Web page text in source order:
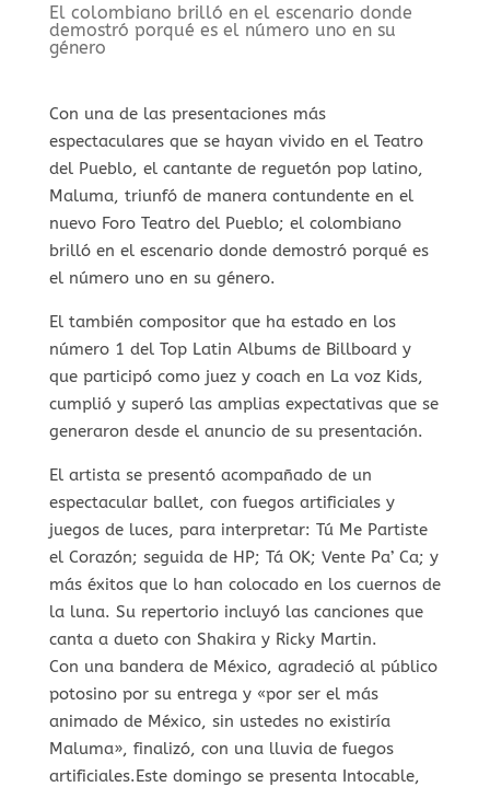
El colombiano brilló en el escenario donde
demostró porqué es el número uno en su
género
Con una de las presentaciones más
espectaculares que se hayan vivido en el Teatro
del Pueblo, el cantante de reguetón pop latino,
Maluma, triunfó de manera contundente en el
nuevo Foro Teatro del Pueblo; el colombiano
brilló en el escenario donde demostró porqué es
el número uno en su género.
El también compositor que ha estado en los
número 1 del Top Latin Albums de Billboard y
que participó como juez y coach en La voz Kids,
cumplió y superó las amplias expectativas que se
generaron desde el anuncio de su presentación.
El artista se presentó acompañado de un
espectacular ballet, con fuegos artificiales y
juegos de luces, para interpretar: Tú Me Partiste
el Corazón; seguida de HP; Tá OK; Vente Pa’ Ca; y
más éxitos que lo han colocado en los cuernos de
la luna. Su repertorio incluyó las canciones que
canta a dueto con Shakira y Ricky Martin.
Con una bandera de México, agradeció al público
potosino por su entrega y «por ser el más
animado de México, sin ustedes no existiría
Maluma», finalizó, con una lluvia de fuegos
artificiales.Este domingo se presenta Intocable,